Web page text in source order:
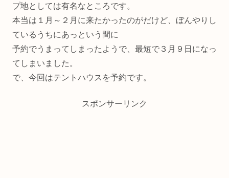
プ地としては有名なところです。
本当は１月～２月に来たかったのがだけど、ぼんやりし
ているうちにあっという間に
予約でうまってしまったようで、最短で３月９日になっ
てしまいました。
で、今回はテントハウスを予約です。
スポンサーリンク